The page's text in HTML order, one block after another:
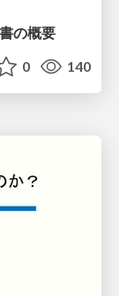
の概要
0 140